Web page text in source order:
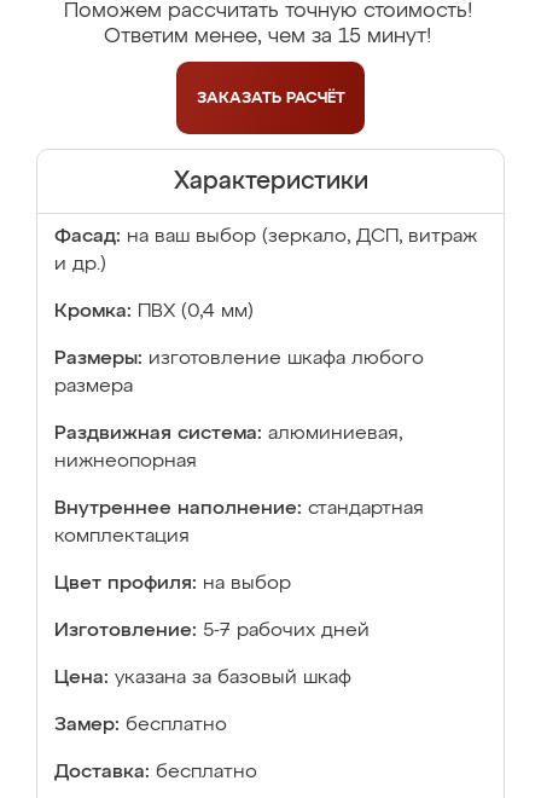
Поможем рассчитать точную стоимость!
Ответим менее, чем за 15 минут!
ЗАКАЗАТЬ РАСЧЁТ
Характеристики
Фасад: на ваш выбор (зеркало, ДСП, витраж
и др.)
Кромка: ПВХ (0,4 мм)
Размеры: изготовление шкафа любого
размера
Раздвижная система: алюминиевая,
нижнеопорная
Внутреннее наполнение: стандартная
комплектация
Цвет профиля: на выбор
Изготовление: 5-7 рабочих дней
Цена: указана за базовый шкаф
Замер: бесплатно
Доставка: бесплатно